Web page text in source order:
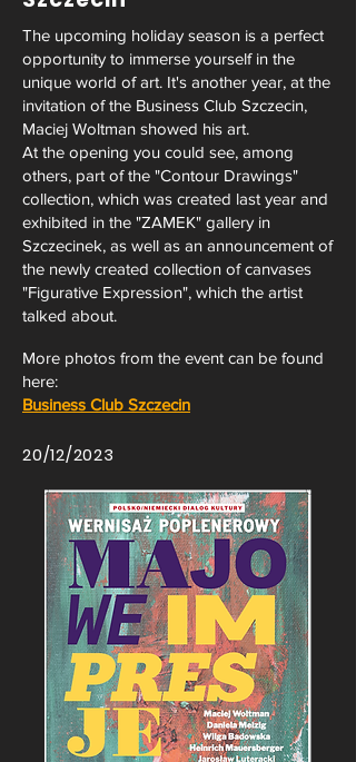
The upcoming holiday season is a perfect
opportunity to immerse yourself in the
unique world of art. It's another year, at the
invitation of the Business Club Szczecin,
Maciej Woltman showed his art.
At the opening you could see, among
others, part of the "Contour Drawings"
collection, which was created last year and
exhibited in the "ZAMEK" gallery in
Szczecinek, as well as an announcement of
the newly created collection of canvases
"Figurative Expression", which the artist
talked about.
More photos from the event can be found
here:
Business Club Szczecin
20/12/2023